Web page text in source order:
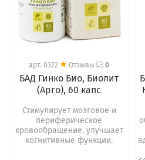
арт. 0322 Отзывы 0
БАД Гинко Био, Биолит
(Арго), 60 капс
Стимулирует мозговое и
периферическое
кровообращение, улучшает
когнитивные функции.